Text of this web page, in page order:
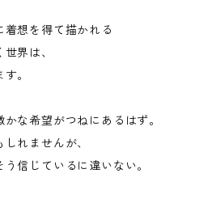
想を得て描かれる
界は、
。
な希望がつねにあるはず。
れませんが、
信じているに違いない。